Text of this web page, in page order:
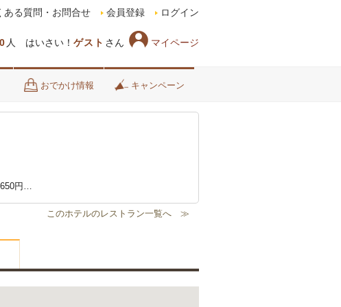
人 はいさい！ ゲスト さん マイページ
ある質問・お問合せ 会員登録 ログイン
おでかけ情報 キャンペーン
円